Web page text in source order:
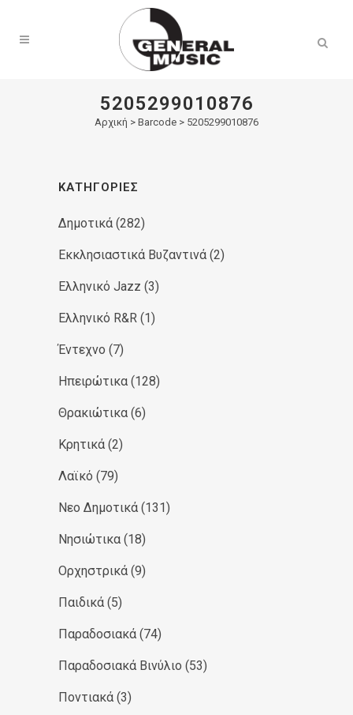
5205299010876
Αρχική > Barcode > 5205299010876
ΚΑΤΗΓΟΡΊΕΣ
Δημοτικά (282)
Εκκλησιαστικά Βυζαντινά (2)
Ελληνικό Jazz (3)
Ελληνικό R&R (1)
Έντεχνο (7)
Ηπειρώτικα (128)
Θρακιώτικα (6)
Κρητικά (2)
Λαϊκό (79)
Νεο Δημοτικά (131)
Νησιώτικα (18)
Ορχηστρικά (9)
Παιδικά (5)
Παραδοσιακά (74)
Παραδοσιακά Βινύλιο (53)
Ποντιακά (3)